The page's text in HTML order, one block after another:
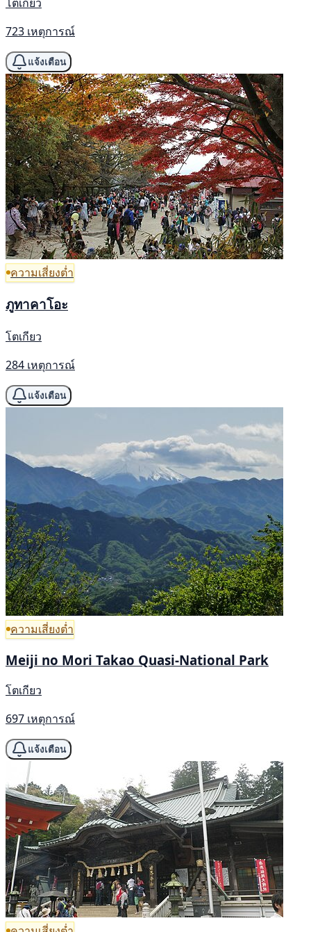
723 เหตุการณ์
แจ้งเตือน
ความเสี่ยงต่ำ
ภูทาคาโอะ
โตเกียว
284 เหตุการณ์
แจ้งเตือน
ความเสี่ยงต่ำ
Meiji no Mori Takao Quasi-National Park
โตเกียว
697 เหตุการณ์
แจ้งเตือน